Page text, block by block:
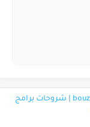
عثمان بوزلماط - bouzalmat | شروحات برامج